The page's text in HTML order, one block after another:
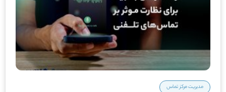
مدیریت مرکز تماس